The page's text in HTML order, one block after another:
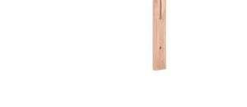
таблица е с информационна цел.
в количката си с бутона "Добави в
поръчка ще можете да изберете броя